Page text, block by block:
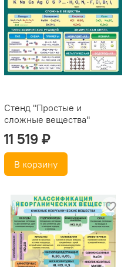
Стенд "Простые и
сложные вещества"
11 519 ₽
В корзину